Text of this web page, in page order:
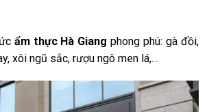
ẩm thực Hà Giang phong phú: gà đồi,
xôi ngũ sắc, rượu ngô men lá,…